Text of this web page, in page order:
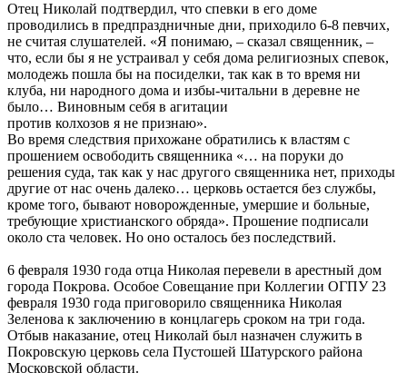
Отец Николай подтвердил, что спевки в его доме
проводились в предпраздничные дни, приходило 6-8 певчих,
не считая слушателей. «Я понимаю, – сказал священник, –
что, если бы я не устраивал у себя дома религиозных спевок,
молодежь пошла бы на посиделки, так как в то время ни
клуба, ни народного дома и избы-читальни в деревне не
было… Виновным себя в агитации
против колхозов я не признаю».
Во время следствия прихожане обратились к властям с
прошением освободить священника «… на поруки до
решения суда, так как у нас другого священника нет, приходы
другие от нас очень далеко… церковь остается без службы,
кроме того, бывают новорожденные, умершие и больные,
требующие христианского обряда». Прошение подписали
около ста человек. Но оно осталось без последствий.
6 февраля 1930 года отца Николая перевели в арестный дом
города Покрова. Особое Совещание при Коллегии ОГПУ 23
февраля 1930 года приговорило священника Николая
Зеленова к заключению в концлагерь сроком на три года.
Отбыв наказание, отец Николай был назначен служить в
Покровскую церковь села Пустошей Шатурского района
Московской области.